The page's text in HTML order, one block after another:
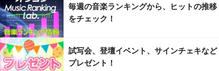
毎週の音楽ランキングから、ヒットの推移
をチェック！
試写会、登壇イベント、サインチェキなど
プレゼント！